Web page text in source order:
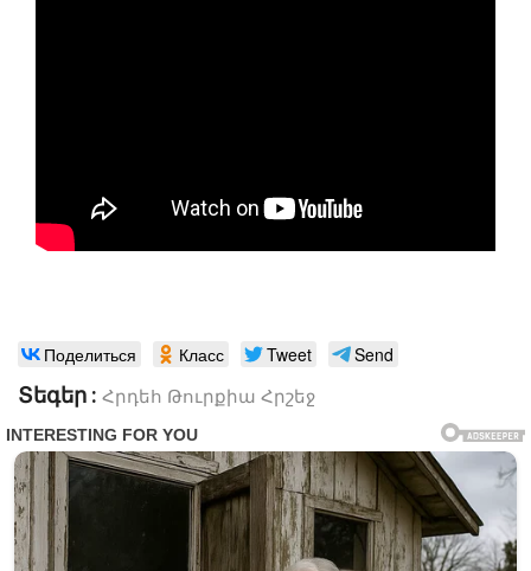
Поделиться Класс Tweet Send
Տեգեր : Հրդեհ Թուրքիա Հրշեջ